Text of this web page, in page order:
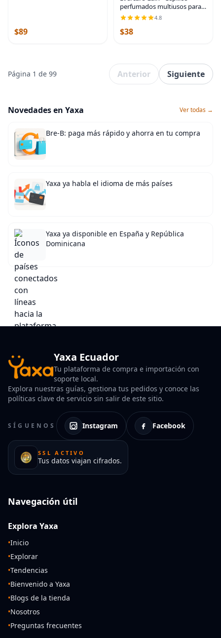
$89
perfumados multiusos para
pelusas con 50 hojas,
paquete de 3 rodillos
manuales recargables con
4.8
$38
Página 1 de 99 Anterior Siguiente
Novedades en Yaxa Ver todas →
Bre-B: paga más rápido y ahorra en tu compra
Yaxa ya habla el idioma de más países
Yaxa ya disponible en España y República
Dominicana
Yaxa Ecuador
Tu plataforma de compra e importación con
soporte local.
Explora nuestras guías, gestiona tus pedidos y conoce las
políticas clave de servicio sin salir de este sitio.
SÍGUENOS Instagram Facebook
SSL ACTIVO
Tus datos viajan cifrados.
Navegación útil
Explora Yaxa
•Inicio
•Explorar
•Tendencias
•Bienvenido a Yaxa
•Blogs de la tienda
•Nosotros
•Preguntas frecuentes